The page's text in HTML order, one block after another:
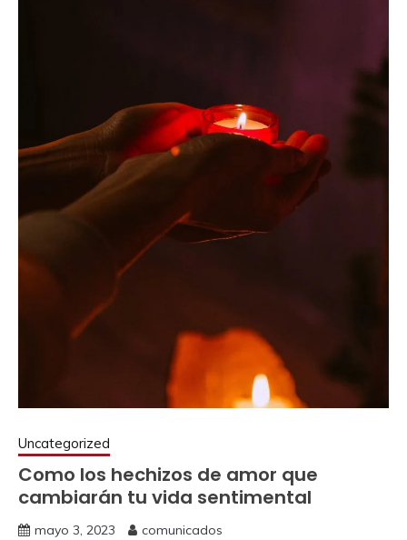
Uncategorized
Como los hechizos de amor que
cambiarán tu vida sentimental
mayo 3, 2023 comunicados